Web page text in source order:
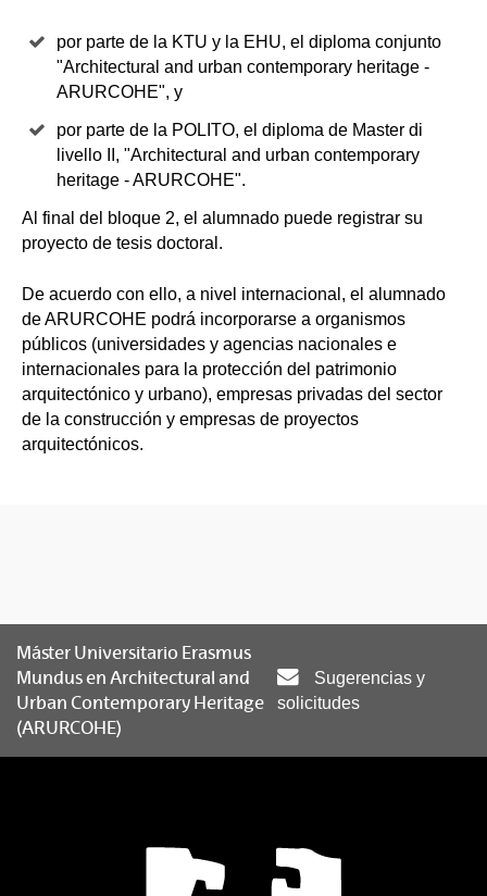
por parte de la KTU y la EHU, el diploma conjunto
"Architectural and urban contemporary heritage -
ARURCOHE", y
por parte de la POLITO, el diploma de Master di
livello II, "Architectural and urban contemporary
heritage - ARURCOHE".
Al final del bloque 2, el alumnado puede registrar su
proyecto de tesis doctoral.
De acuerdo con ello, a nivel internacional, el alumnado
de ARURCOHE podrá incorporarse a organismos
públicos (universidades y agencias nacionales e
internacionales para la protección del patrimonio
arquitectónico y urbano), empresas privadas del sector
de la construcción y empresas de proyectos
arquitectónicos.
Máster Universitario Erasmus
Mundus en Architectural and
Urban Contemporary Heritage
(ARURCOHE)
Sugerencias y
solicitudes